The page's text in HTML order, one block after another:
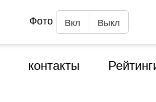
Фото Вкл Выкл
контакты